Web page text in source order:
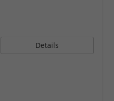
Details